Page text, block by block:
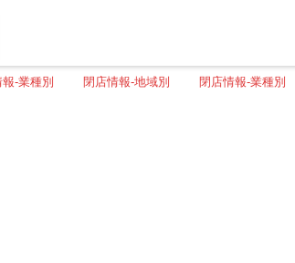
-業種別 閉店情報-地域別 閉店情報-業種別